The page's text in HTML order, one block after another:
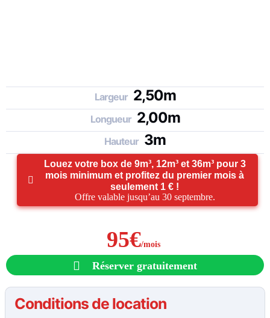
Largeur 2,50m
Longueur 2,00m
Hauteur 3m
Louez votre box de 9m³, 12m³ et 36m³ pour 3
mois minimum et profitez du premier mois à
seulement 1 € !
Offre valable jusqu’au 30 septembre.
95€/mois
Réserver gratuitement
Conditions de location